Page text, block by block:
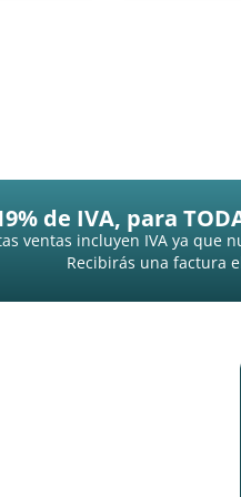
de IVA, para
ventas incluyen IVA ya que
Recibirás una factura